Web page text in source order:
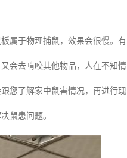
属于物理捕鼠，效果会很慢。有
会去啃咬其他物品，人在不知情
您了解家中鼠害情况，再进行现
鼠患问题。